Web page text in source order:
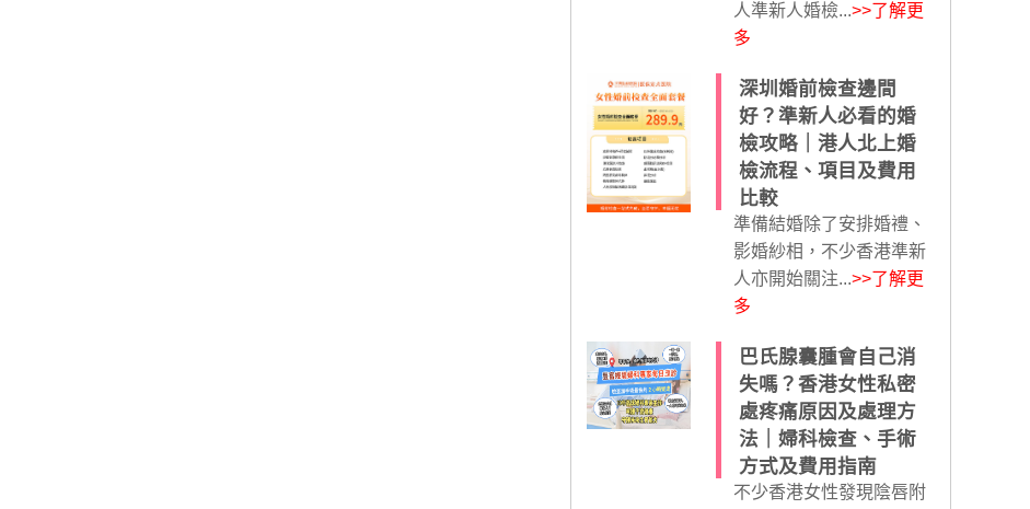
人準新人婚檢...>>了解更
多
深圳婚前檢查邊間
好？準新人必看的婚
檢攻略｜港人北上婚
檢流程、項目及費用
比較
準備結婚除了安排婚禮、
影婚紗相，不少香港準新
人亦開始關注...>>了解更
多
巴氏腺囊腫會自己消
失嗎？香港女性私密
處疼痛原因及處理方
法｜婦科檢查、手術
方式及費用指南
不少香港女性發現陰唇附